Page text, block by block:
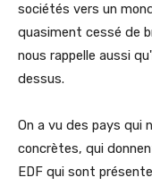
sociétés vers un
quasiment cessé de
nous rappelle aussi
dessus.
On a vu des pays qui
concrètes, qui
EDF qui sont